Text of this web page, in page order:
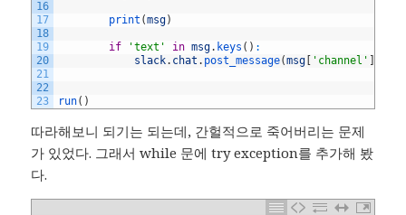
16
17
18
19
20
21
22
23
print (msg)
if 'text' in msg. keys ( ) :
slack. chat . post_message(msg 'channel'
run( )
따라해보니 되기는 되는데, 간헐적으로 죽어버리는 문제
가 있었다. 그래서 while 문에 try exception를 추가해 봤
다.